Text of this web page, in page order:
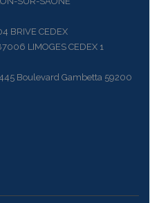
BRIVE CEDEX
LIMOGES CEDEX 1
Boulevard Gambetta 59200